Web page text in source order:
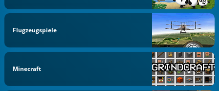
Flugzeugspiele
Minecraft